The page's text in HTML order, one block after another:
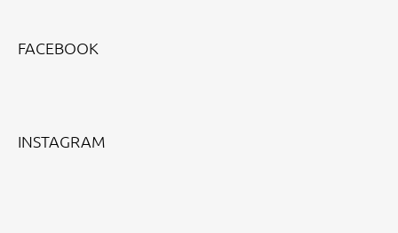
FACEBOOK
INSTAGRAM